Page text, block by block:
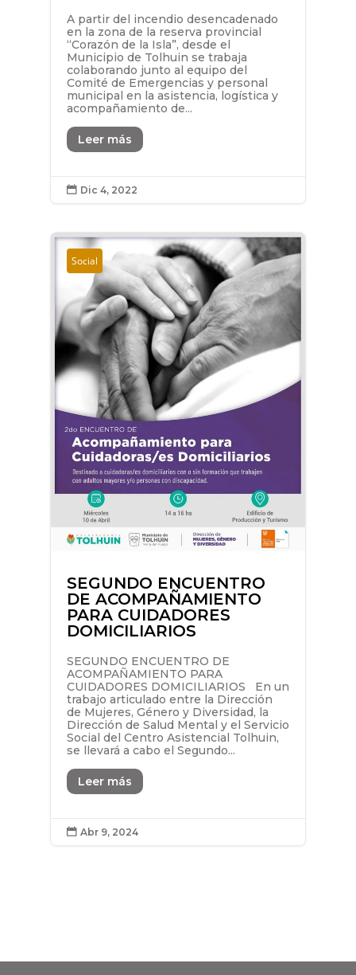
A partir del incendio desencadenado
en la zona de la reserva provincial
“Corazón de la Isla”, desde el
Municipio de Tolhuin se trabaja
colaborando junto al equipo del
Comité de Emergencias y personal
municipal en la asistencia, logística y
acompañamiento de...
Leer más
 Dic 4, 2022
Social
SEGUNDO ENCUENTRO
DE ACOMPAÑAMIENTO
PARA CUIDADORES
DOMICILIARIOS
SEGUNDO ENCUENTRO DE
ACOMPAÑAMIENTO PARA
CUIDADORES DOMICILIARIOS En un
trabajo articulado entre la Dirección
de Mujeres, Género y Diversidad, la
Dirección de Salud Mental y el Servicio
Social del Centro Asistencial Tolhuin,
se llevará a cabo el Segundo...
Leer más
 Abr 9, 2024